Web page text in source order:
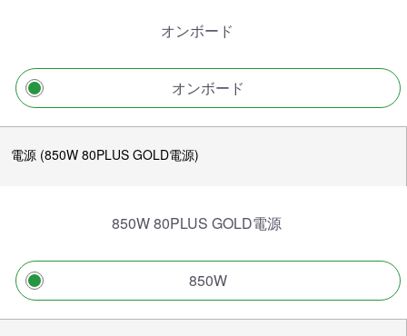
オンボード
オンボード
電源 (850W 80PLUS GOLD電源)
850W 80PLUS GOLD電源
850W